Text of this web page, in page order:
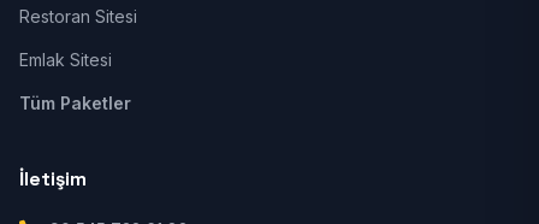
Restoran Sitesi
Emlak Sitesi
Tüm Paketler
İletişim